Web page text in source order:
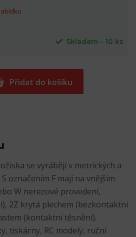
Skladem - 10 ks
Přidat do košíku
se vyrábějí v metrických a
označením F mají na vnějším
W nerezové provedení,
2Z krytá plechem (bezkontaktní
(kontaktní těsnění).
tiskárny, RC modely, ruční